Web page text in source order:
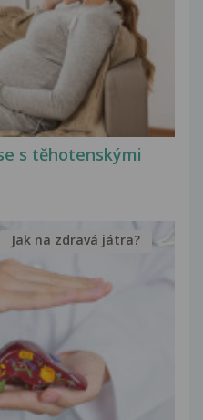
s těhotenskými
Jak na zdravá játra?